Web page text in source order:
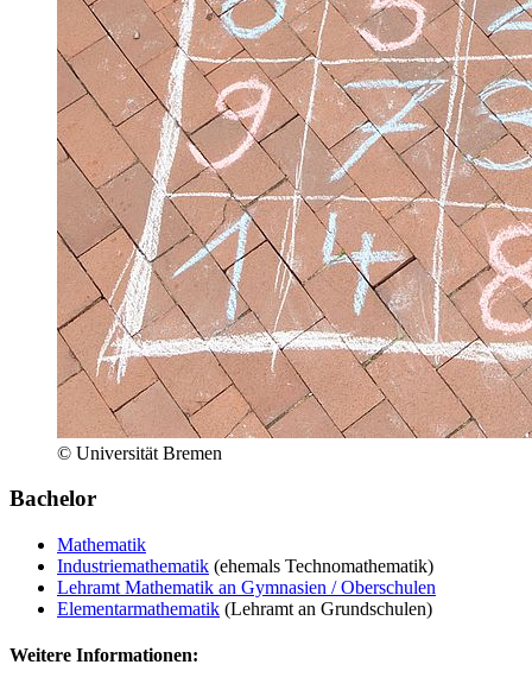
© Universität Bremen
Bachelor
Mathematik
Industriemathematik (ehemals Technomathematik)
Lehramt Mathematik an Gymnasien / Oberschulen
Elementarmathematik (Lehramt an Grundschulen)
Weitere Informationen: